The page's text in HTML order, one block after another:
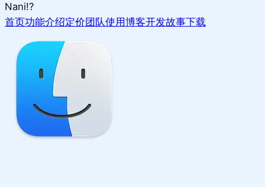
Nani!?
首页功能介绍定价团队使用博客开发故事下载